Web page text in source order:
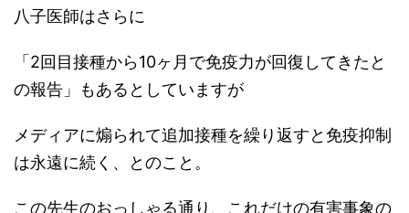
八子医師はさらに
「2回目接種から10ヶ月で免疫力が回復してきたと
の報告」もあるとしていますが
メディアに煽られて追加接種を繰り返すと免疫抑制
は永遠に続く、とのこと。
この先生のおっしゃる通り、これだけの有害事象の